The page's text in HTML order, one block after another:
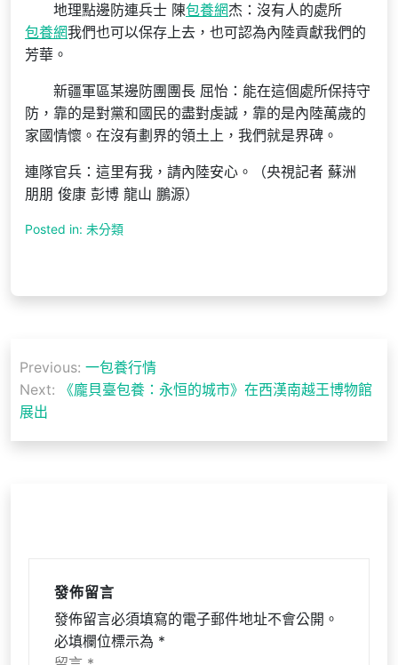
地理點邊防連兵士 陳包養網杰：沒有人的處所
包養網我們也可以保存上去，也可認為內陸貢獻我們的
芳華。
新疆軍區某邊防團團長 屈怡：能在這個處所保持守
防，靠的是對黨和國民的盡對虔誠，靠的是內陸萬歲的
家國情懷。在沒有劃界的領土上，我們就是界碑。
連隊官兵：這里有我，請內陸安心。（央視記者 蘇洲
朋朋 俊康 彭博 龍山 鵬源）
Posted in: 未分類
章
導
覽
Previous: 一包養行情
Next:
《龐貝臺包養：永恒的城市》在西漢南越王博物館
展出
發佈留言
發佈留言必須填寫的電子郵件地址不會公開。
必填欄位標示為 *